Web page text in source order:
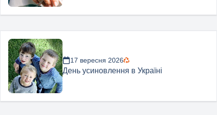
17 вересня 2026
День усиновлення в Україні